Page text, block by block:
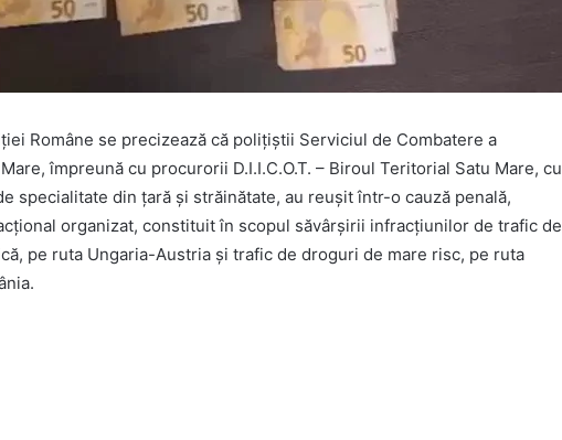
Române se precizează că polițiștii Serviciul de Combatere a
împreună cu procurorii D.I.I.C.O.T. – Biroul Teritorial Satu Mare, cu
specialitate din țară și străinătate, au reușit într-o cauză penală,
organizat, constituit în scopul săvârșirii infracțiunilor de trafic de
pe ruta Ungaria-Austria și trafic de droguri de mare risc, pe ruta